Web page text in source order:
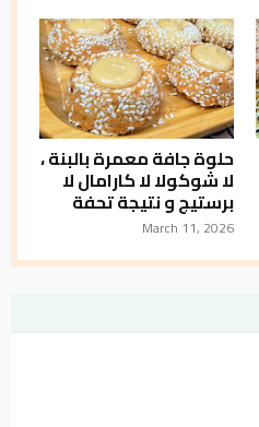
حلوة جافة معمرة بالبنة ،
لا شوكولا لا كارامال لا
برستيج و نتيجة تحفة
March 11, 2026